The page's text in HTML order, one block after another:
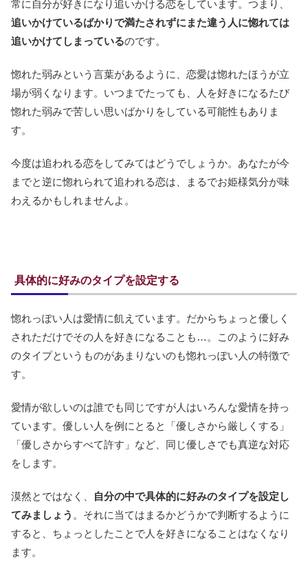
常に自分が好きになり追いかける恋をしています。つまり、
追いかけているばかりで満たされずにまた違う人に惚れては
追いかけてしまっているのです。
惚れた弱みという言葉があるように、恋愛は惚れたほうが立
場が弱くなります。いつまでたっても、人を好きになるたび
惚れた弱みで苦しい思いばかりをしている可能性もありま
す。
今度は追われる恋をしてみてはどうでしょうか。あなたが今
までと逆に惚れられて追われる恋は、まるでお姫様気分が味
わえるかもしれませんよ。
具体的に好みのタイプを設定する
惚れっぽい人は愛情に飢えています。だからちょっと優しく
されただけでその人を好きになることも…。このように好み
のタイプというものがあまりないのも惚れっぽい人の特徴で
す。
愛情が欲しいのは誰でも同じですが人はいろんな愛情を持っ
ています。優しい人を例にとると「優しさから厳しくする」
「優しさからすべて許す」など、同じ優しさでも真逆な対応
をします。
漠然とではなく、
自分の中で具体的に好みのタイプを設定し
てみましょう 。それに当てはまるかどうかで判断するように
すると、ちょっとしたことで人を好きになることはなくなり
ます。